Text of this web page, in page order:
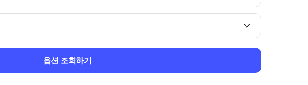
옵션 조회하기